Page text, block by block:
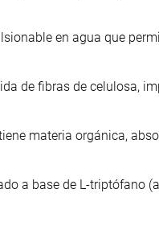
en agua que
de fibras de celulosa,
materia orgánica,
a base de L-triptófano